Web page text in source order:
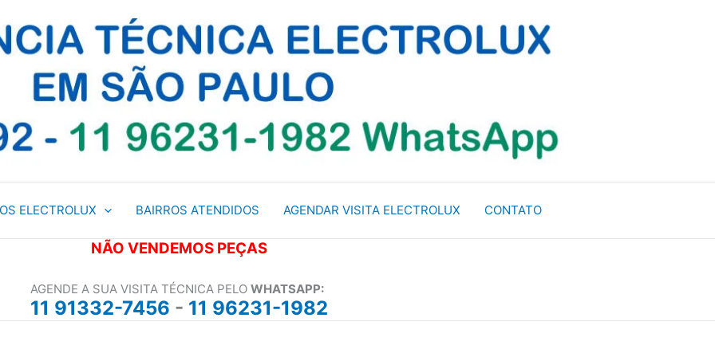
ELECTROLUX BAIRROS ATENDIDOS AGENDAR VISITA ELECTROLUX CONTATO
NÃO VENDEMOS PEÇAS
AGENDE A SUA VISITA TÉCNICA PELO WHATSAPP:
11 91332-7456 - 11 96231-1982